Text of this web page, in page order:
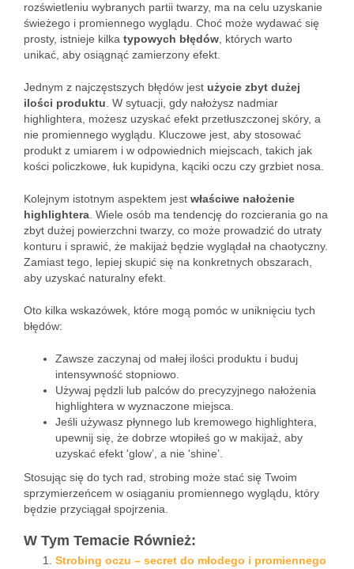
rozświetleniu wybranych partii twarzy, ma na celu uzyskanie
świeżego i promiennego wyglądu. Choć może wydawać się
prosty, istnieje kilka typowych błędów , których warto
unikać, aby osiągnąć zamierzony efekt.
Jednym z najczęstszych błędów jest użycie zbyt dużej
ilości produktu . W sytuacji, gdy nałożysz nadmiar
highlightera, możesz uzyskać efekt przetłuszczonej skóry, a
nie promiennego wyglądu. Kluczowe jest, aby stosować
produkt z umiarem i w odpowiednich miejscach, takich jak
kości policzkowe, łuk kupidyna, kąciki oczu czy grzbiet nosa.
Kolejnym istotnym aspektem jest właściwe nałożenie
highlightera . Wiele osób ma tendencję do rozcierania go na
zbyt dużej powierzchni twarzy, co może prowadzić do utraty
konturu i sprawić, że makijaż będzie wyglądał na chaotyczny.
Zamiast tego, lepiej skupić się na konkretnych obszarach,
aby uzyskać naturalny efekt.
Oto kilka wskazówek, które mogą pomóc w uniknięciu tych
błędów:
Zawsze zaczynaj od małej ilości produktu i buduj
intensywność stopniowo.
Używaj pędzli lub palców do precyzyjnego nałożenia
highlightera w wyznaczone miejsca.
Jeśli używasz płynnego lub kremowego highlightera,
upewnij się, że dobrze wtopiłeś go w makijaż, aby
uzyskać efekt 'glow’, a nie 'shine’.
Stosując się do tych rad, strobing może stać się Twoim
sprzymierzeńcem w osiąganiu promiennego wyglądu, który
będzie przyciągał spojrzenia.
W Tym Temacie Również:
Strobing oczu – secret do młodego i promiennego